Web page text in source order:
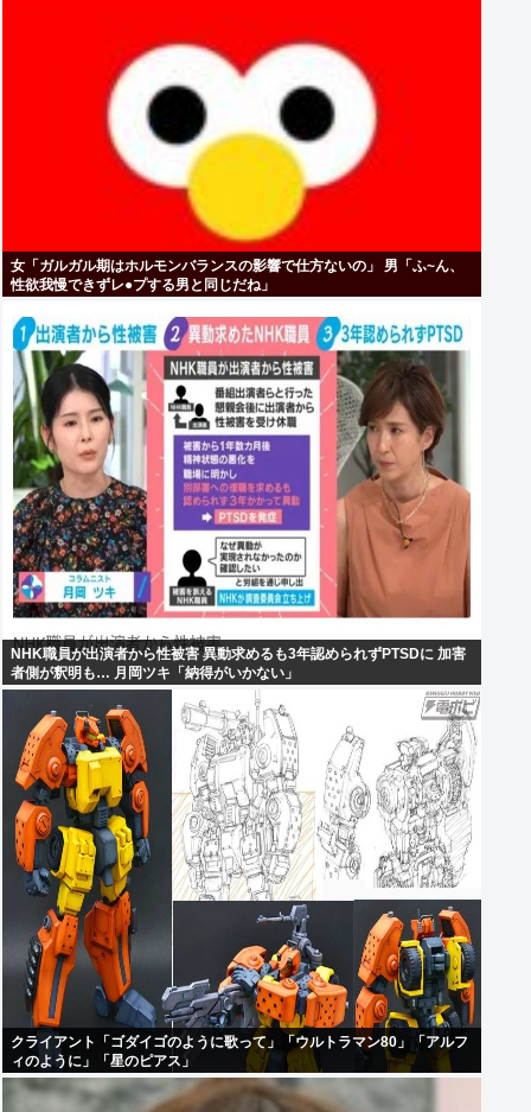
女「ガルガル期はホルモンバランスの影響で仕方ないの」 男「ふ~ん、
性欲我慢できずレ●プする男と同じだね」
NHK職員が出演者から性被害 異動求めるも3年認められずPTSDに 加害
者側が釈明も… 月岡ツキ「納得がいかない」
クライアント「ゴダイゴのように歌って」「ウルトラマン80」「アルフ
ィのように」「星のピアス」